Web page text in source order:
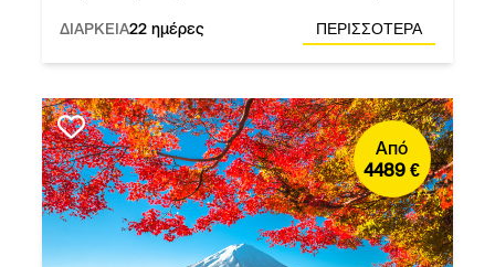
ΔΙΑΡΚΕΙΑ22 ημέρες ΠΕΡΙΣΣΟΤΕΡΑ
Από
4489 €